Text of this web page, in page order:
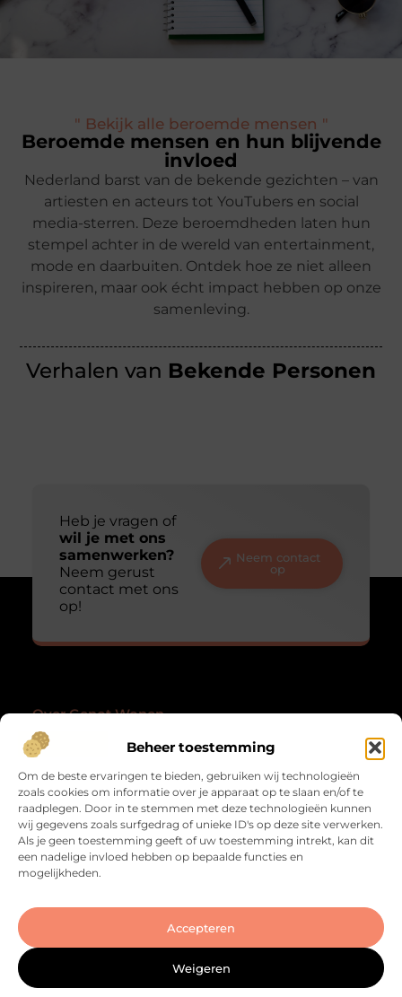
Beheer toestemming
Om de beste ervaringen te bieden, gebruiken wij technologieën
zoals cookies om informatie over je apparaat op te slaan en/of te
raadplegen. Door in te stemmen met deze technologieën kunnen
wij gegevens zoals surfgedrag of unieke ID's op deze site verwerken.
Als je geen toestemming geeft of uw toestemming intrekt, kan dit
een nadelige invloed hebben op bepaalde functies en
mogelijkheden.
Accepteren
Weigeren
" Bekijk alle beroemde mensen "
Beroemde mensen en hun blijvende
invloed
Nederland barst van de bekende gezichten – van
artiesten en acteurs tot YouTubers en social
media-sterren. Deze beroemdheden laten hun
stempel achter in de wereld van entertainment,
mode en daarbuiten. Ontdek hoe ze niet alleen
inspireren, maar ook écht impact hebben op onze
samenleving.
Verhalen van Bekende Personen
Heb je vragen of
wil je met ons
samenwerken?
Neem gerust
contact met ons
op!
Neem contact
op
Over Genot Wonen
dagelijks leven. Blogs vol inspiratie, plezier en de
kunst van genieten in het alledaagse.
Onze informatie